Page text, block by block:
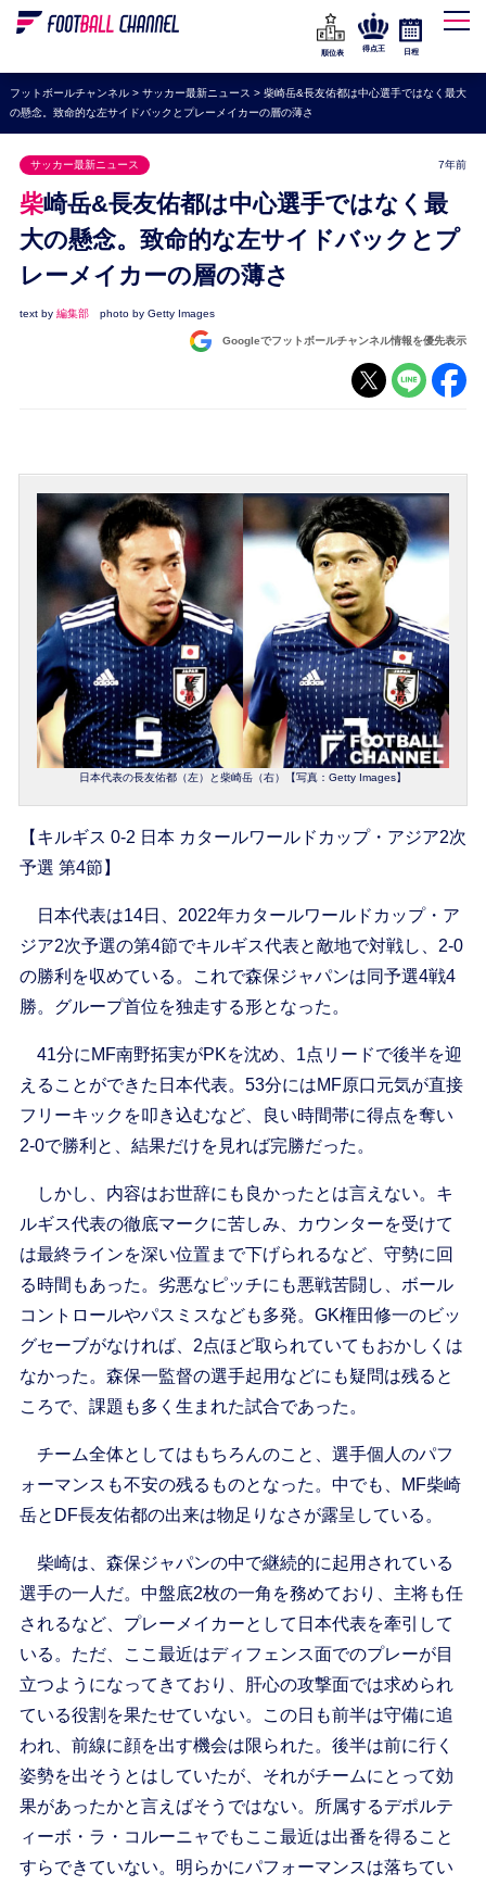
WEリーグ
海外サッカー
プレミアリーグ
ラ・リーガ
セリエA
ブンデスリーガ
UEFA
ナショナルチーム
順位表
得点王 日程
フットボールチャンネル> サッカー最新ニュース > 柴崎岳&長友佑都は中心選手ではなく最大
の懸念。致命的な左サイドバックとプレーメイカーの層の薄さ
サッカー最新ニュース 7年前
柴崎岳&長友佑都は中心選手ではなく最
大の懸念。致命的な左サイドバックとプ
レーメイカーの層の薄さ
text by 編集部 photo by Getty Images
Googleでフットボールチャンネル情報を優先表示
日本代表の長友佑都（左）と柴崎岳（右）【写真：Getty Images】
【キルギス 0-2 日本 カタールワールドカップ・アジア2次
予選 第4節】
日本代表は14日、2022年カタールワールドカップ・ア
ジア2次予選の第4節でキルギス代表と敵地で対戦し、2-0
の勝利を収めている。これで森保ジャパンは同予選4戦4
勝。グループ首位を独走する形となった。
41分にMF南野拓実がPKを沈め、1点リードで後半を迎
えることができた日本代表。53分にはMF原口元気が直接
フリーキックを叩き込むなど、良い時間帯に得点を奪い
2-0で勝利と、結果だけを見れば完勝だった。
しかし、内容はお世辞にも良かったとは言えない。キ
ルギス代表の徹底マークに苦しみ、カウンターを受けて
は最終ラインを深い位置まで下げられるなど、守勢に回
る時間もあった。劣悪なピッチにも悪戦苦闘し、ボール
コントロールやパスミスなども多発。GK権田修一のビッ
グセーブがなければ、2点ほど取られていてもおかしくは
なかった。森保一監督の選手起用などにも疑問は残ると
ころで、課題も多く生まれた試合であった。
チーム全体としてはもちろんのこと、選手個人のパフ
ォーマンスも不安の残るものとなった。中でも、MF柴崎
岳とDF長友佑都の出来は物足りなさが露呈している。
柴崎は、森保ジャパンの中で継続的に起用されている
選手の一人だ。中盤底2枚の一角を務めており、主将も任
されるなど、プレーメイカーとして日本代表を牽引して
いる。ただ、ここ最近はディフェンス面でのプレーが目
立つようになってきており、肝心の攻撃面では求められ
ている役割を果たせていない。この日も前半は守備に追
われ、前線に顔を出す機会は限られた。後半は前に行く
姿勢を出そうとはしていたが、それがチームにとって効
果があったかと言えばそうではない。所属するデポルテ
ィーボ・ラ・コルーニャでもここ最近は出番を得ること
すらできていない。明らかにパフォーマンスは落ちてい